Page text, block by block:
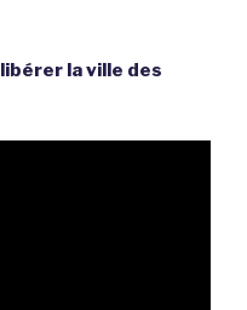
libérer la ville des